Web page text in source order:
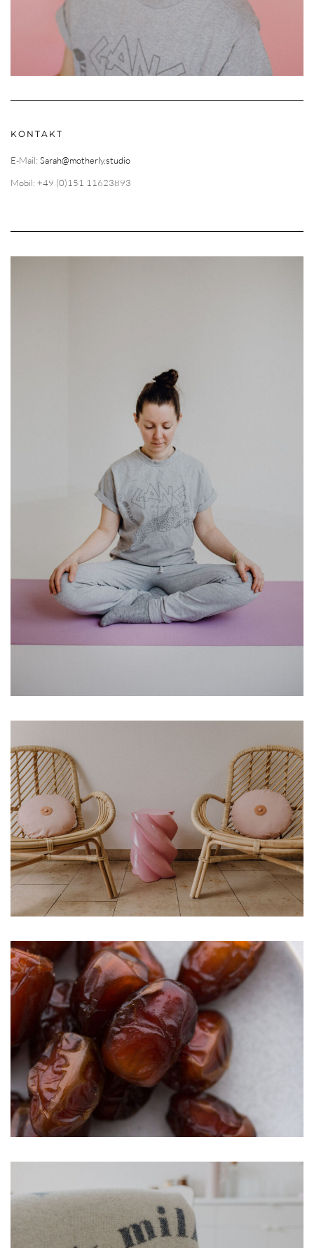
KONTAKT
E-Mail: Sarah@motherly.studio
Mobil: +49 (0)151 11623893